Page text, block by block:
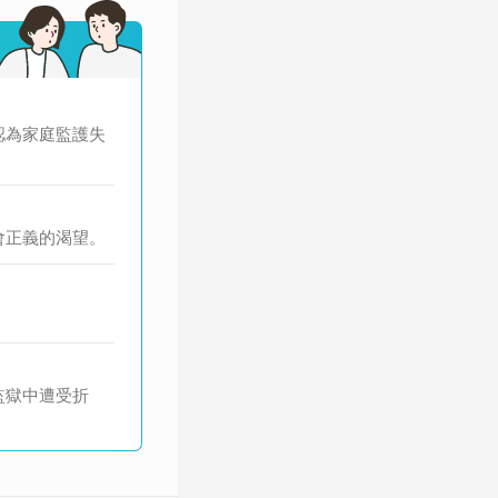
家庭監護失
義的渴望。
獄中遭受折